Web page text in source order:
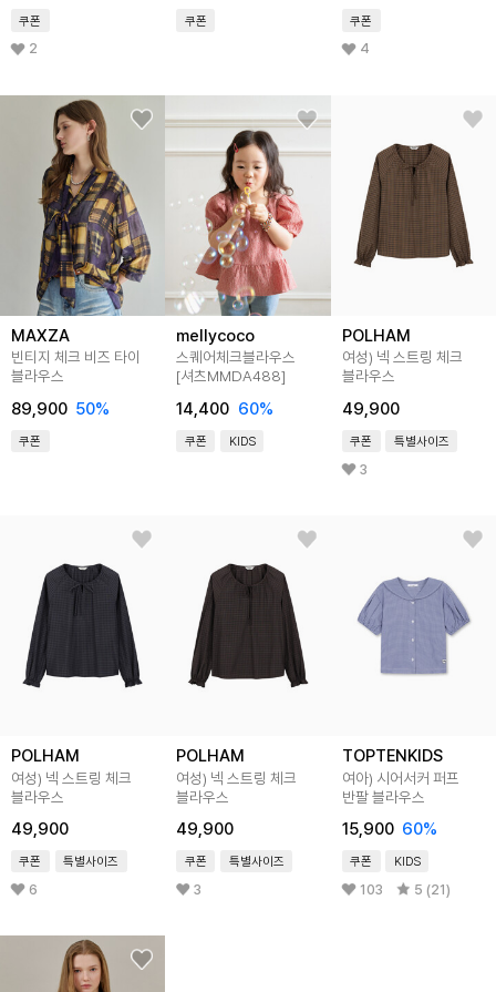
쿠폰
2
쿠폰 쿠폰
4
MAXZA
빈티지 체크 비즈 타이
블라우스
89,900 50%
쿠폰
mellycoco
스퀘어체크블라우스
[셔츠MMDA488]
14,400 60%
쿠폰 KIDS
POLHAM
여성) 넥 스트링 체크
블라우스
49,900
쿠폰 특별사이즈
3
POLHAM
여성) 넥 스트링 체크
블라우스
49,900
쿠폰 특별사이즈
6
POLHAM
여성) 넥 스트링 체크
블라우스
49,900
쿠폰 특별사이즈
3
TOPTENKIDS
여아) 시어서커 퍼프
반팔 블라우스
15,900 60%
쿠폰 KIDS
103 5 (21)